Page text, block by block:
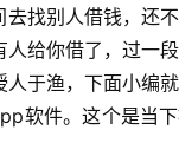
找别人借钱，还
人给你借了，过一
人于渔，下面小编
软件。这个是当